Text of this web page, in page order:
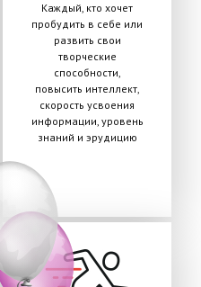
Каждый, кто хочет
пробудить в себе или
развить свои
творческие
способности,
повысить интеллект,
скорость усвоения
информации, уровень
знаний и эрудицию